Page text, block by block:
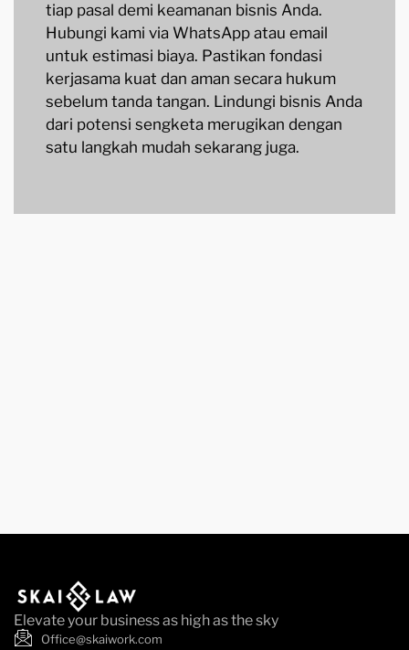
tiap pasal demi keamanan bisnis Anda.
Hubungi kami via WhatsApp atau email
untuk estimasi biaya. Pastikan fondasi
kerjasama kuat dan aman secara hukum
sebelum tanda tangan. Lindungi bisnis Anda
dari potensi sengketa merugikan dengan
satu langkah mudah sekarang juga.
Elevate your business as high as the sky
Office@skaiwork.com